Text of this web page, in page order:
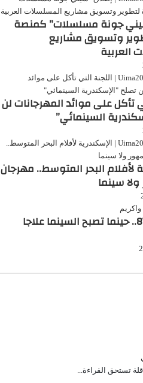
جونة مسلسلات” كمنصة
وتسويق مشاريع
العربية
تأكل على موائد المهرجانات لن
السينمائي”
لأفلام البحر المتوسط.. مهرجان
سينما
أبو زعبل 87.. حينما تصبح السينما علاجا
تستحق القراءة...